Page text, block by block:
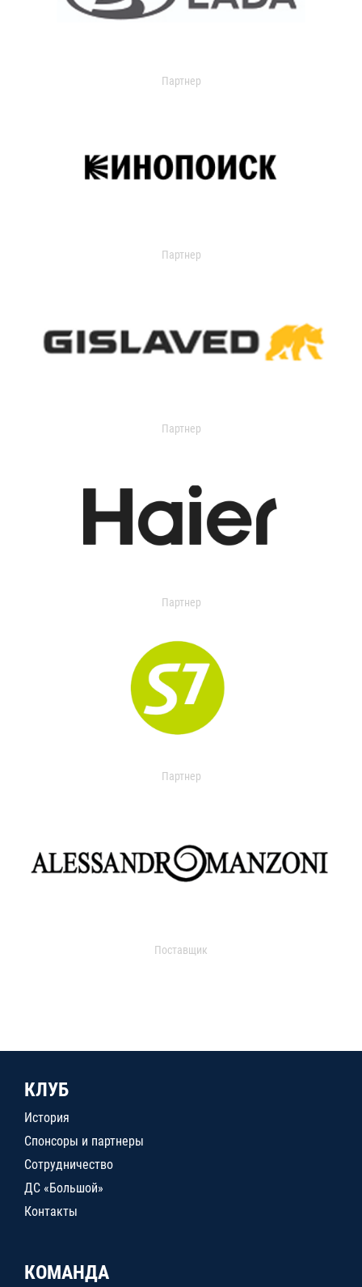
Партнер
Партнер
Партнер
Партнер
Партнер
Поставщик
КЛУБ
История
Спонсоры и партнеры
Сотрудничество
ДС «Большой»
Контакты
КОМАНДА